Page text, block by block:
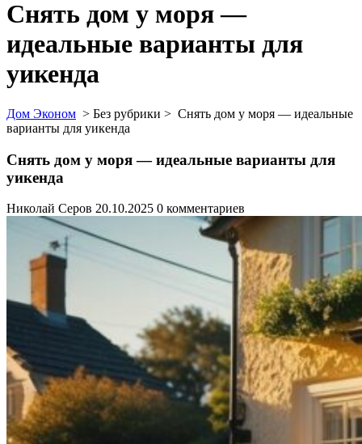
Снять дом у моря —
идеальные варианты для
уикенда
Дом Эконом > Без рубрики > Снять дом у моря — идеальные
варианты для уикенда
Снять дом у моря — идеальные варианты для
уикенда
Николай Серов 20.10.2025 0 комментариев